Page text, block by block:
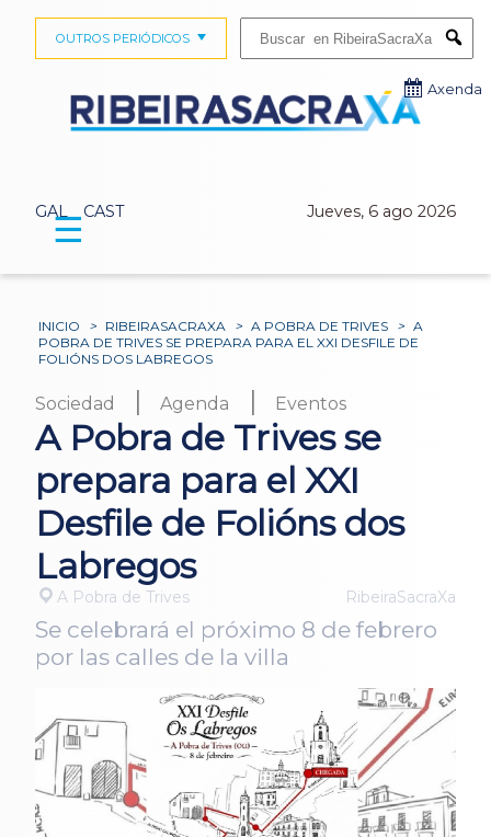
GAL CAST Jueves, 6 ago 2026
OUTROS PERIÓDICOS
Axenda
☰
INICIO > RIBEIRASACRAXA > A POBRA DE TRIVES > A
POBRA DE TRIVES SE PREPARA PARA EL XXI DESFILE DE
FOLIÓNS DOS LABREGOS
Sociedad | Agenda | Eventos
A Pobra de Trives se
prepara para el XXI
Desfile de Folións dos
Labregos
A Pobra de Trives RibeiraSacraXa
Se celebrará el próximo 8 de febrero
por las calles de la villa